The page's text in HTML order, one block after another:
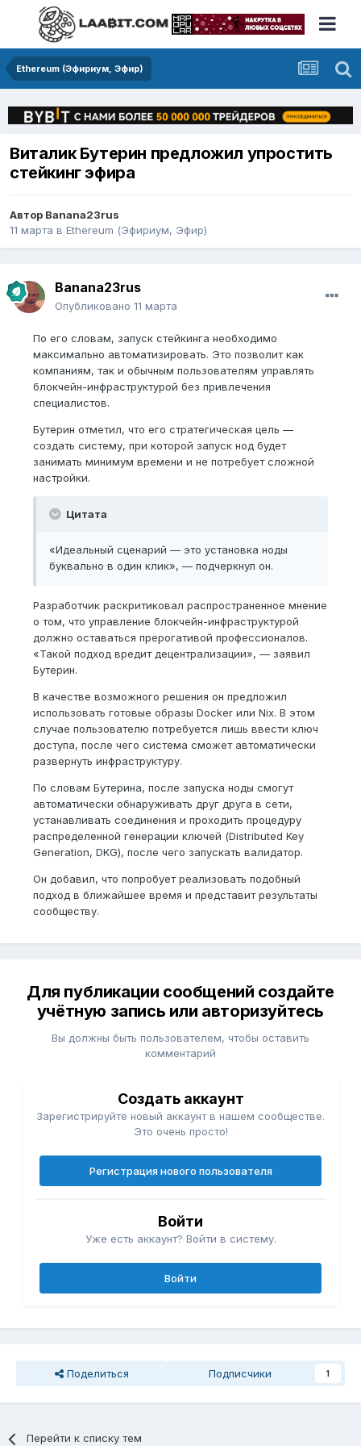
Ethereum (Эфириум, Эфир)
Виталик Бутерин предложил упростить
стейкинг эфира
Автор Banana23rus
11 марта в Ethereum (Эфириум, Эфир)
Banana23rus
Опубликовано 11 марта
По его словам, запуск стейкинга необходимо
максимально автоматизировать. Это позволит как
компаниям, так и обычным пользователям управлять
блокчейн-инфраструктурой без привлечения
специалистов.
Бутерин отметил, что его стратегическая цель —
создать систему, при которой запуск нод будет
занимать минимум времени и не потребует сложной
настройки.
Цитата
«Идеальный сценарий — это установка ноды
буквально в один клик», — подчеркнул он.
Разработчик раскритиковал распространенное мнение
о том, что управление блокчейн-инфраструктурой
должно оставаться прерогативой профессионалов.
«Такой подход вредит децентрализации», — заявил
Бутерин.
В качестве возможного решения он предложил
использовать готовые образы Docker или Nix. В этом
случае пользователю потребуется лишь ввести ключ
доступа, после чего система сможет автоматически
развернуть инфраструктуру.
По словам Бутерина, после запуска ноды смогут
автоматически обнаруживать друг друга в сети,
устанавливать соединения и проходить процедуру
распределенной генерации ключей (Distributed Key
Generation, DKG), после чего запускать валидатор.
Он добавил, что попробует реализовать подобный
подход в ближайшее время и представит результаты
сообществу.
Для публикации сообщений создайте
учётную запись или авторизуйтесь
Вы должны быть пользователем, чтобы оставить
комментарий
Создать аккаунт
Зарегистрируйте новый аккаунт в нашем сообществе.
Это очень просто!
Регистрация нового пользователя
Войти
Уже есть аккаунт? Войти в систему.
Войти
Поделиться Подписчики 1
Перейти к списку тем